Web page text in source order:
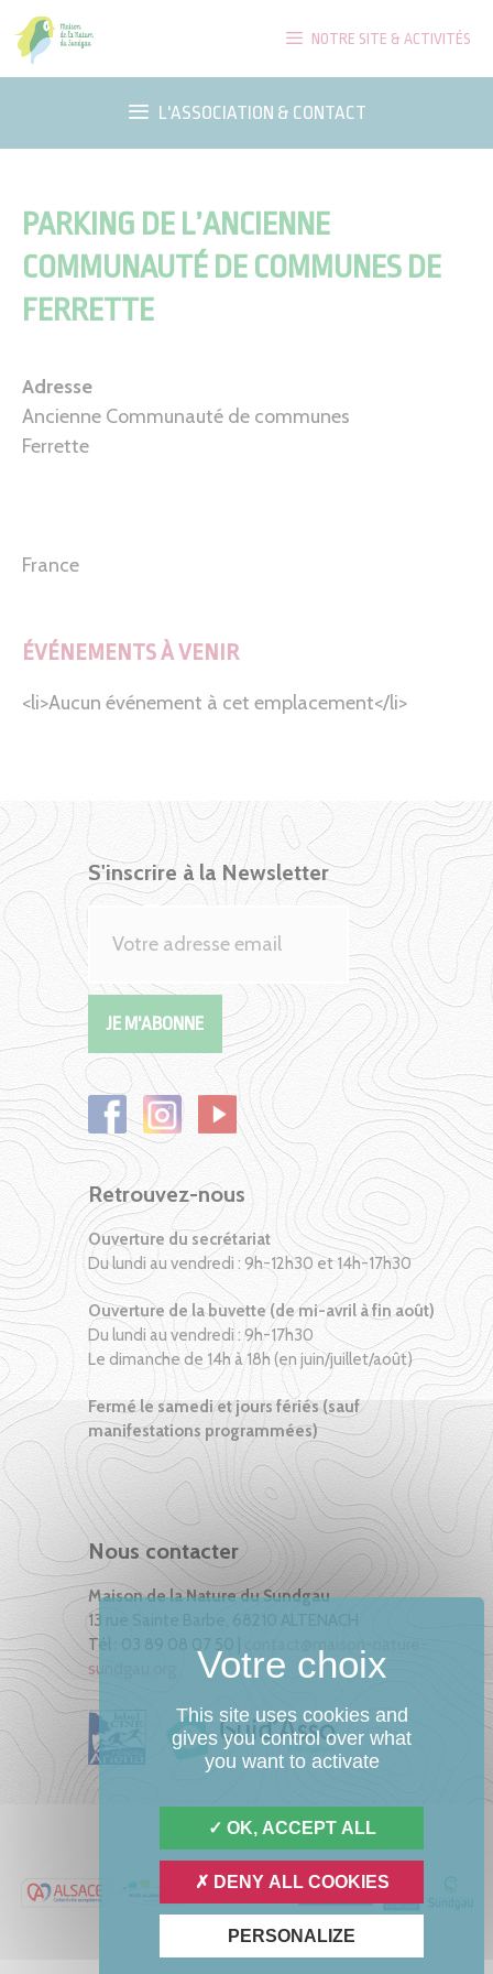
Aller
au
contenu
NOTRE SITE & ACTIVITÉS
L'ASSOCIATION & CONTACT
PARKING DE L’ANCIENNE
COMMUNAUTÉ DE COMMUNES DE
FERRETTE
Adresse
Ancienne Communauté de communes
Ferrette
France
ÉVÉNEMENTS À VENIR
<li>Aucun événement à cet emplacement</li>
S'inscrire à la Newsletter
Retrouvez-nous
Ouverture du secrétariat
Du lundi au vendredi : 9h-12h30 et 14h-17h30
Ouverture de la buvette (de mi-avril à fin août)
Du lundi au vendredi : 9h-17h30
Le dimanche de 14h à 18h (en juin/juillet/août)
Fermé le samedi et jours fériés (sauf
manifestations programmées)
Nous contacter
Maison de la Nature du Sundgau
13 rue Sainte Barbe, 68210 ALTENACH
Tél : 03 89 08 07 50 |
sundgau.org
This site uses cookies and
gives you control over what
you want to activate
OK, ACCEPT ALL
DENY ALL COOKIES
PERSONALIZE